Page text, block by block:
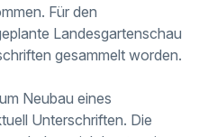
Für den
Landesgartenschau
gesammelt worden.
Neubau eines
Unterschriften. Die